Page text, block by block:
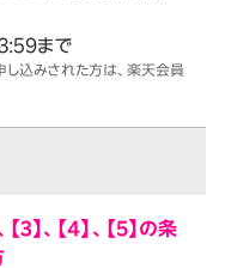
まで
込みされた方は、楽天会員
3】、【4】、【5】の条